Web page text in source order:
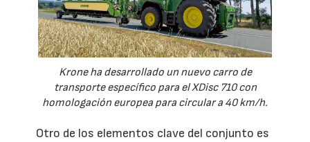
Krone ha desarrollado un nuevo carro de
transporte específico para el XDisc 710 con
homologación europea para circular a 40 km/h.
Otro de los elementos clave del conjunto es